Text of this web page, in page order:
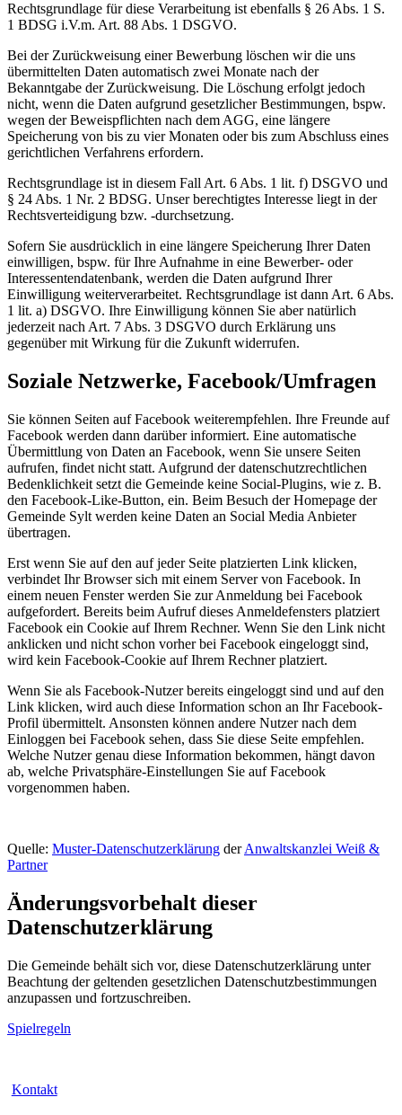
Rechtsgrundlage für diese Verarbeitung ist ebenfalls § 26 Abs. 1 S.
1 BDSG i.V.m. Art. 88 Abs. 1 DSGVO.
Bei der Zurückweisung einer Bewerbung löschen wir die uns
übermittelten Daten automatisch zwei Monate nach der
Bekanntgabe der Zurückweisung. Die Löschung erfolgt jedoch
nicht, wenn die Daten aufgrund gesetzlicher Bestimmungen, bspw.
wegen der Beweispflichten nach dem AGG, eine längere
Speicherung von bis zu vier Monaten oder bis zum Abschluss eines
gerichtlichen Verfahrens erfordern.
Rechtsgrundlage ist in diesem Fall Art. 6 Abs. 1 lit. f) DSGVO und
§ 24 Abs. 1 Nr. 2 BDSG. Unser berechtigtes Interesse liegt in der
Rechtsverteidigung bzw. -durchsetzung.
Sofern Sie ausdrücklich in eine längere Speicherung Ihrer Daten
einwilligen, bspw. für Ihre Aufnahme in eine Bewerber- oder
Interessentendatenbank, werden die Daten aufgrund Ihrer
Einwilligung weiterverarbeitet. Rechtsgrundlage ist dann Art. 6 Abs.
1 lit. a) DSGVO. Ihre Einwilligung können Sie aber natürlich
jederzeit nach Art. 7 Abs. 3 DSGVO durch Erklärung uns
gegenüber mit Wirkung für die Zukunft widerrufen.
Soziale Netzwerke, Facebook/Umfragen
Sie können Seiten auf Facebook weiterempfehlen. Ihre Freunde auf
Facebook werden dann darüber informiert. Eine automatische
Übermittlung von Daten an Facebook, wenn Sie unsere Seiten
aufrufen, findet nicht statt. Aufgrund der datenschutzrechtlichen
Bedenklichkeit setzt die Gemeinde keine Social-Plugins, wie z. B.
den Facebook-Like-Button, ein. Beim Besuch der Homepage der
Gemeinde Sylt werden keine Daten an Social Media Anbieter
übertragen.
Erst wenn Sie auf den auf jeder Seite platzierten Link klicken,
verbindet Ihr Browser sich mit einem Server von Facebook. In
einem neuen Fenster werden Sie zur Anmeldung bei Facebook
aufgefordert. Bereits beim Aufruf dieses Anmeldefensters platziert
Facebook ein Cookie auf Ihrem Rechner. Wenn Sie den Link nicht
anklicken und nicht schon vorher bei Facebook eingeloggt sind,
wird kein Facebook-Cookie auf Ihrem Rechner platziert.
Wenn Sie als Facebook-Nutzer bereits eingeloggt sind und auf den
Link klicken, wird auch diese Information schon an Ihr Facebook-
Profil übermittelt. Ansonsten können andere Nutzer nach dem
Einloggen bei Facebook sehen, dass Sie diese Seite empfehlen.
Welche Nutzer genau diese Information bekommen, hängt davon
ab, welche Privatsphäre-Einstellungen Sie auf Facebook
vorgenommen haben.
Quelle: Muster-Datenschutzerklärung derAnwaltskanzlei Weiß &
Partner
Änderungsvorbehalt dieser
Datenschutzerklärung
Die Gemeinde behält sich vor, diese Datenschutzerklärung unter
Beachtung der geltenden gesetzlichen Datenschutzbestimmungen
anzupassen und fortzuschreiben.
Spielregeln
Kontakt